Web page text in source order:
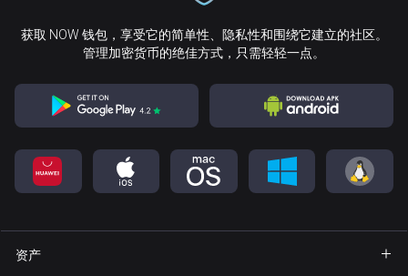
获取 NOW 钱包，享受它的简单性、隐私性和围绕它建立的社区。
管理加密货币的绝佳方式，只需轻轻一点。
资产